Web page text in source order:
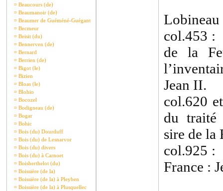
¤ Beaucours (de)
¤ Beaumanoir (de)
¤ Beaumer de Guéméné-Guégant
¤ Becmeur
¤ Beisit (du)
¤ Bennerven (de)
¤ Bernard
¤ Berrien (de)
¤ Bigot (le)
¤ Bizien
¤ Bloas (le)
¤ Blohio
¤ Bocozel
¤ Bodigneau (de)
¤ Bogar
¤ Bohic
¤ Bois (du) Dourduff
¤ Bois (du) de Lesnarvor
¤ Bois (du) divers
¤ Bois (du) à Carnoet
¤ Boisberthelot (du)
¤ Boissière (de la)
¤ Boissière (de la) à Pleyben
¤ Boissière (de la) à Plusquellec
Lobineau
col.453 :
de la
Jean II.
col.620
du traité
sire de la
col.925 :
France :